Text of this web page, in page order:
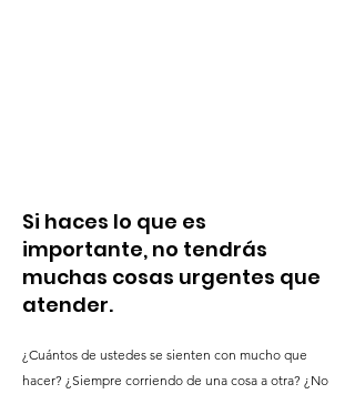
Si haces lo que es
importante, no tendrás
muchas cosas urgentes que
atender.
¿Cuántos de ustedes se sienten con mucho que
hacer? ¿Siempre corriendo de una cosa a otra? ¿No